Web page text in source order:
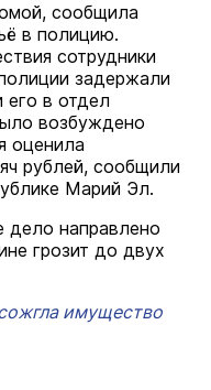
сообщила
в полицию.
сотрудники
задержали
в отдел
возбуждено
оценила
рублей, сообщили
Марий Эл.
дело направлено
грозит до двух
имущество